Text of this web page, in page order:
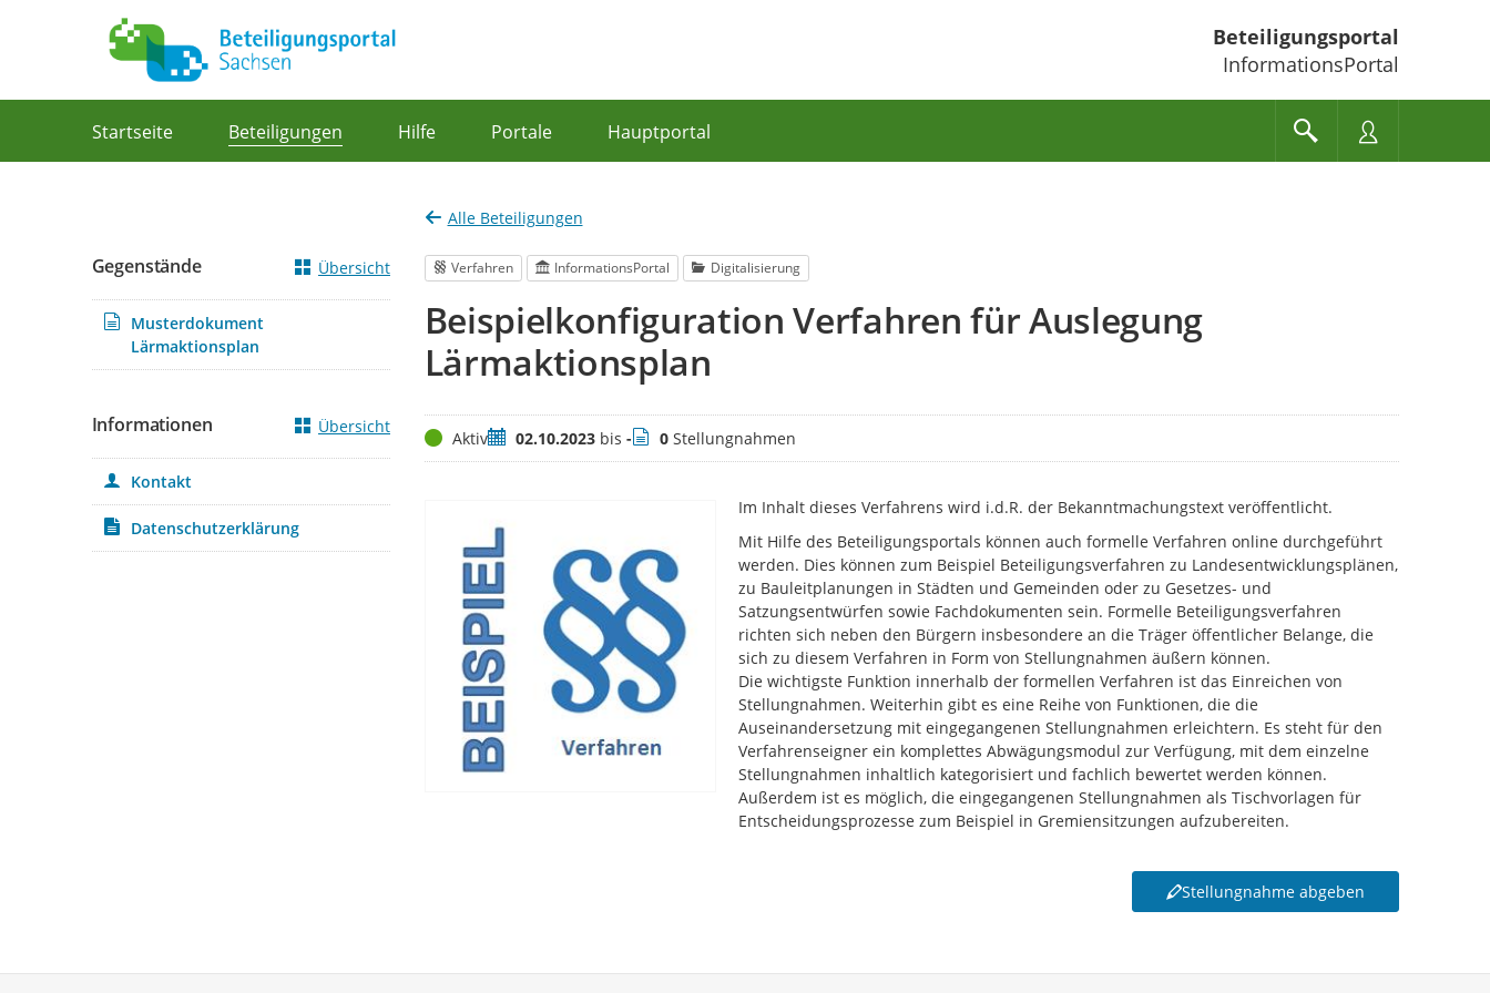
Beteiligungsportal
InformationsPortal
Startseite Beteiligungen Hilfe Portale Hauptportal
Alle Beteiligungen
Verfahren InformationsPortal Digitalisierung
Beispielkonfiguration Verfahren für Auslegung
Lärmaktionsplan
StatusAktivZeitraum
02.10.2023bis -Stellungnahmen
0Stellungnahmen
Im Inhalt dieses Verfahrens wird i.d.R. der Bekanntmachungstext veröffentlicht.
Mit Hilfe des Beteiligungsportals können auch formelle Verfahren online durchgeführt
werden. Dies können zum Beispiel Beteiligungsverfahren zu Landesentwicklungsplänen,
zu Bauleitplanungen in Städten und Gemeinden oder zu Gesetzes- und
Satzungsentwürfen sowie Fachdokumenten sein. Formelle Beteiligungsverfahren
richten sich neben den Bürgern insbesondere an die Träger öffentlicher Belange, die
sich zu diesem Verfahren in Form von Stellungnahmen äußern können.
Die wichtigste Funktion innerhalb der formellen Verfahren ist das Einreichen von
Stellungnahmen. Weiterhin gibt es eine Reihe von Funktionen, die die
Auseinandersetzung mit eingegangenen Stellungnahmen erleichtern. Es steht für den
Verfahrenseigner ein komplettes Abwägungsmodul zur Verfügung, mit dem einzelne
Stellungnahmen inhaltlich kategorisiert und fachlich bewertet werden können.
Außerdem ist es möglich, die eingegangenen Stellungnahmen als Tischvorlagen für
Entscheidungsprozesse zum Beispiel in Gremiensitzungen aufzubereiten.
Stellungnahme abgeben
Gegenstände Übersicht
Musterdokument
Lärmaktionsplan
Informationen Übersicht
Kontakt
Datenschutzerklärung